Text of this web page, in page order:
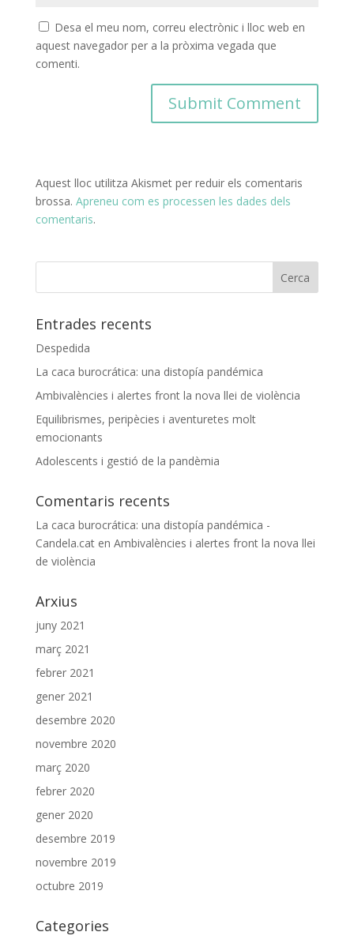
Desa el meu nom, correu electrònic i lloc web en
aquest navegador per a la pròxima vegada que
comenti.
Aquest lloc utilitza Akismet per reduir els comentaris
brossa. Apreneu com es processen les dades dels
comentaris.
Entrades recents
Despedida
La caca burocrática: una distopía pandémica
Ambivalències i alertes front la nova llei de violència
Equilibrismes, peripècies i aventuretes molt
emocionants
Adolescents i gestió de la pandèmia
Comentaris recents
La caca burocrática: una distopía pandémica -
Candela.caten Ambivalències i alertes front la nova llei
de violència
Arxius
juny 2021
març 2021
febrer 2021
gener 2021
desembre 2020
novembre 2020
març 2020
febrer 2020
gener 2020
desembre 2019
novembre 2019
octubre 2019
Categories